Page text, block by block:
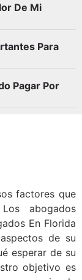
De Mi
Para
Pagar Por
factores que
abogados
En Florida
de su
esperar de su
objetivo es